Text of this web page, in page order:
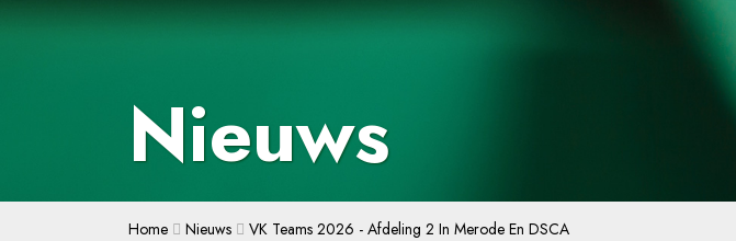
Nieuws
Home Nieuws VK Teams 2026 - Afdeling 2 In Merode En DSCA